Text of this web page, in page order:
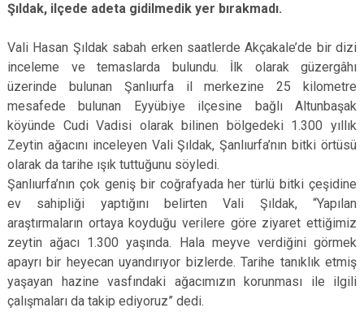
Şıldak, ilçede adeta gidilmedik yer bırakmadı.
Vali Hasan Şıldak sabah erken saatlerde Akçakale’de bir dizi
inceleme ve temaslarda bulundu. İlk olarak güzergâhı
üzerinde bulunan Şanlıurfa il merkezine 25 kilometre
mesafede bulunan Eyyübiye ilçesine bağlı Altunbaşak
köyünde Cudi Vadisi olarak bilinen bölgedeki 1.300 yıllık
Zeytin ağacını inceleyen Vali Şıldak, Şanlıurfa’nın bitki örtüsü
olarak da tarihe ışık tuttuğunu söyledi.
Şanlıurfa’nın çok geniş bir coğrafyada her türlü bitki çeşidine
ev sahipliği yaptığını belirten Vali Şıldak, “Yapılan
araştırmaların ortaya koyduğu verilere göre ziyaret ettiğimiz
zeytin ağacı 1.300 yaşında. Hala meyve verdiğini görmek
apayrı bir heyecan uyandırıyor bizlerde. Tarihe tanıklık etmiş
yaşayan hazine vasfındaki ağacımızın korunması ile ilgili
çalışmaları da takip ediyoruz” dedi.